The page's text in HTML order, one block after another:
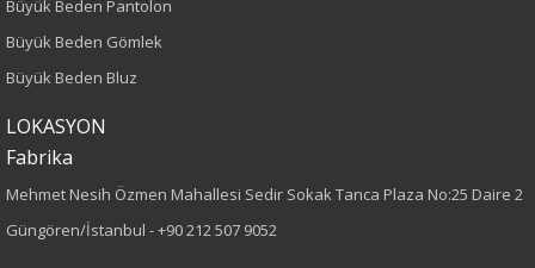
Kumaş Tipi
Desen
Leopar
Büyük Beden Pantolon
Büyük Beden Gömlek
Büyük Beden Bluz
LOKASYON
Fabrika
Mehmet Nesih Özmen Mahallesi Sedir Sokak Tanca Plaza No:25 Daire 2
Güngören/İstanbul -+90 212 507 9052